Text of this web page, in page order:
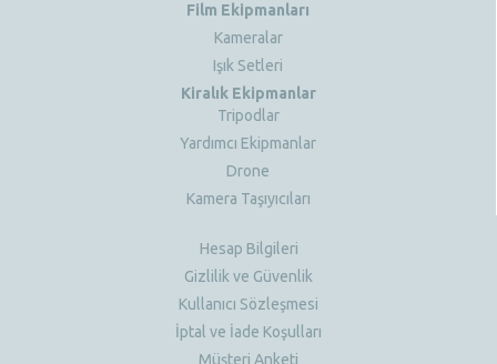
Film Ekipmanları
Kameralar
Işık Setleri
Kiralık Ekipmanlar
Tripodlar
Yardımcı Ekipmanlar
Drone
Kamera Taşıyıcıları
Hesap Bilgileri
Gizlilik ve Güvenlik
Kullanıcı Sözleşmesi
İptal ve İade Koşulları
Müşteri Anketi